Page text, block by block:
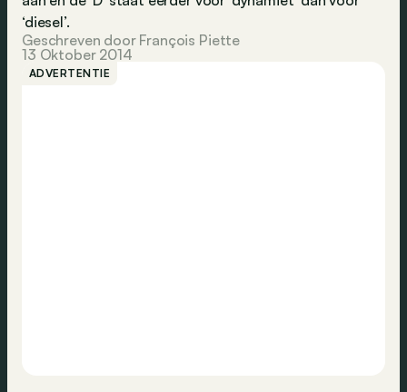
‘diesel’.
Geschreven door François Piette
13 Oktober 2014
ADVERTENTIE